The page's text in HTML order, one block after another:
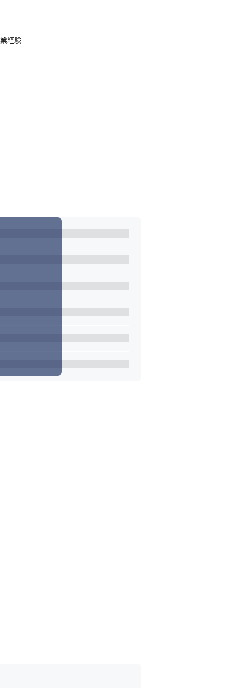
として携わることができる可能性が高
え方が浸透しているため、マネージャー
性を持ち合わせながらもクライアントに
経験